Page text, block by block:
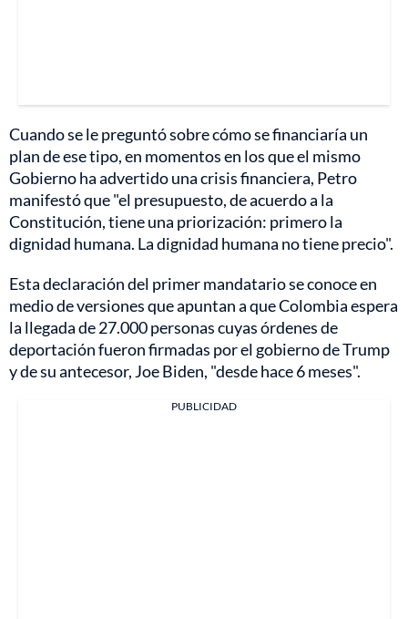
Cuando se le preguntó sobre cómo se financiaría un
plan de ese tipo, en momentos en los que el mismo
Gobierno ha advertido una crisis financiera, Petro
manifestó que "el presupuesto, de acuerdo a la
Constitución, tiene una priorización: primero la
dignidad humana. La dignidad humana no tiene precio".
Esta declaración del primer mandatario se conoce en
medio de versiones que apuntan a que Colombia espera
la llegada de 27.000 personas cuyas órdenes de
deportación fueron firmadas por el gobierno de Trump
y de su antecesor, Joe Biden, "desde hace 6 meses".
PUBLICIDAD